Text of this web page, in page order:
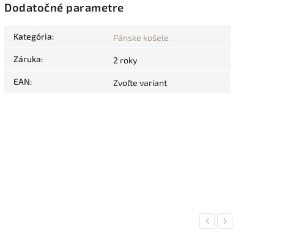
Dodatočné parametre
Kategória: Pánske košele
Záruka: 2 roky
EAN: Zvoľte variant
Previous
Next